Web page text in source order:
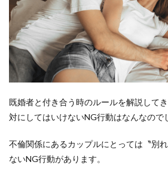
既婚者と付き合う時のルールを解説して
対にしてはいけないNG行動はなんなので
不倫関係にあるカップルにとっては〝別
ないNG行動があります。